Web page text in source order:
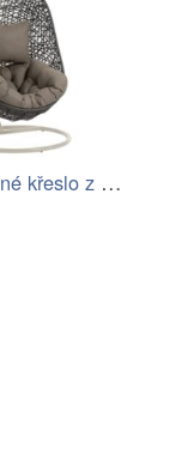
Šedé závěsné křeslo z umělého ratanu…